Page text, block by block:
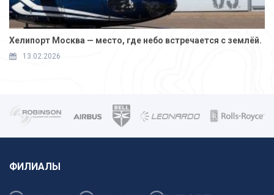
Хелипорт Москва — место, где небо встречается с землёй.
13.02.2026
ФИЛИАЛЫ